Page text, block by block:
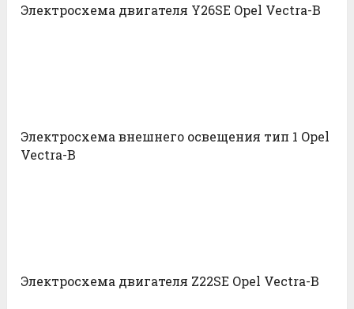
Электросхема двигателя Y26SE Opel Vectra-B
Электросхема внешнего освещения тип 1 Opel
Vectra-B
Электросхема двигателя Z22SE Opel Vectra-B